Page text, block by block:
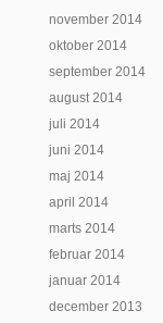
november 2014
oktober 2014
september 2014
august 2014
juli 2014
juni 2014
maj 2014
april 2014
marts 2014
februar 2014
januar 2014
december 2013